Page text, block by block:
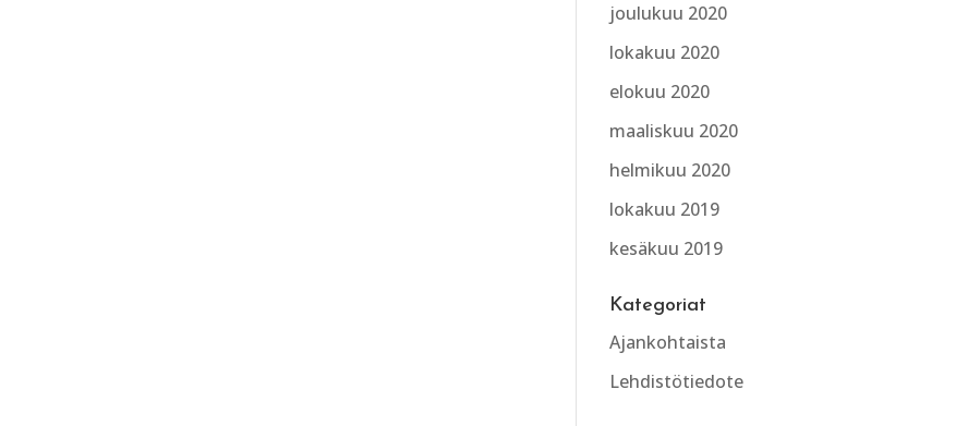
joulukuu 2020
lokakuu 2020
elokuu 2020
maaliskuu 2020
helmikuu 2020
lokakuu 2019
kesäkuu 2019
Kategoriat
Ajankohtaista
Lehdistötiedote